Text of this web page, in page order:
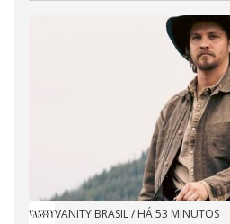
VANITY BRASIL/ HÁ 53 MINUTOS